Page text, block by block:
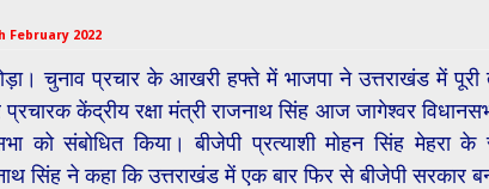
February 2022
चुनाव प्रचार के आखरी हफ्ते में भाजपा ने उत्तराखंड में
प्रचारक केंद्रीय रक्षा मंत्री राजनाथ सिंह आज जागेश्वर
को संबोधित किया। बीजेपी प्रत्याशी मोहन सिंह मेहरा
सिंह ने कहा कि उत्तराखंड में एक बार फिर से बीजेपी सरकार